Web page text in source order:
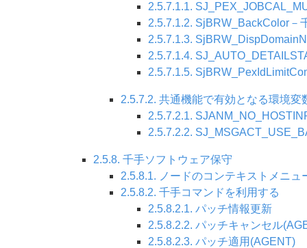
2.5.7.1.1.
2.5.7.1.2. SjBRW_BackColor－
2.5.7.1.3.
2.5.7.1.4.
2.5.7.1.5.
2.5.7.2. 共通機能で有効となる環境変
2.5.7.2.1.
2.5.7.2.2.
2.5.8. 千手ソフトウェア保守
2.5.8.1. ノードのコンテキストメニュ
2.5.8.2. 千手コマンドを利用する
2.5.8.2.1. パッチ情報更新
2.5.8.2.2. パッチキャンセル
2.5.8.2.3. パッチ適用(AGENT)